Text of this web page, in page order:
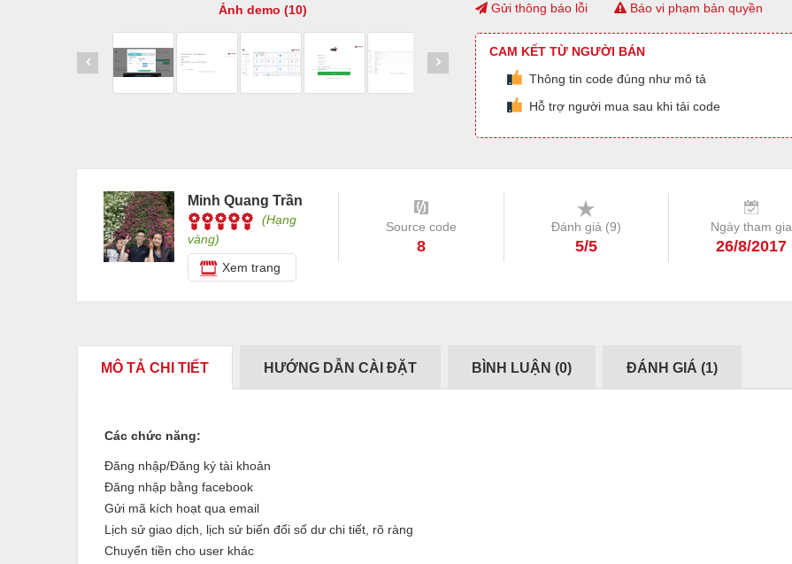
Ảnh demo (10) Gửi thông báo lỗi Báo vi phạm bản quyền
CAM KẾT TỪ NGƯỜI BÁN
Thông tin code đúng như mô tả
Hỗ trợ người mua sau khi tải code
Minh Quang Trần
(Hạng
vàng)
Xem trang
Source code
8
Đánh giá (9)
5/5
Ngày tham gia
26/8/2017
MÔ TẢ CHI TIẾT HƯỚNG DẪN CÀI ĐẶT BÌNH LUẬN (0) ĐÁNH GIÁ (1)
Các chức năng:
Đăng nhập/Đăng ký tài khoản
Đăng nhập bằng facebook
Gửi mã kích hoạt qua email
Lịch sử giao dịch, lịch sử biến đổi số dư chi tiết, rõ ràng
Chuyển tiền cho user khác